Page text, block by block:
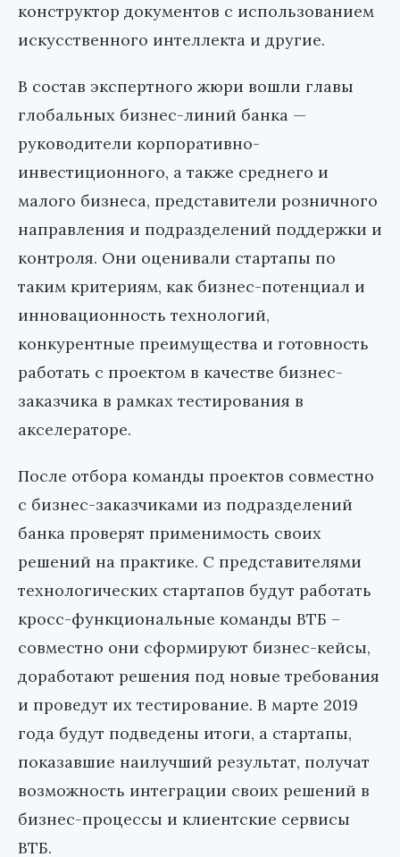
конструктор документов с использованием
искусственного интеллекта и другие.
В состав экспертного жюри вошли главы
глобальных бизнес-линий банка —
руководители корпоративно-
инвестиционного, а также среднего и
малого бизнеса, представители розничного
направления и подразделений поддержки и
контроля. Они оценивали стартапы по
таким критериям, как бизнес-потенциал и
инновационность технологий,
конкурентные преимущества и готовность
работать с проектом в качестве бизнес-
заказчика в рамках тестирования в
акселераторе.
После отбора команды проектов совместно
с бизнес-заказчиками из подразделений
банка проверят применимость своих
решений на практике. С представителями
технологических стартапов будут работать
кросс-функциональные команды ВТБ –
совместно они сформируют бизнес-кейсы,
доработают решения под новые требования
и проведут их тестирование. В марте 2019
года будут подведены итоги, а стартапы,
показавшие наилучший результат, получат
возможность интеграции своих решений в
бизнес-процессы и клиентские сервисы
ВТБ.